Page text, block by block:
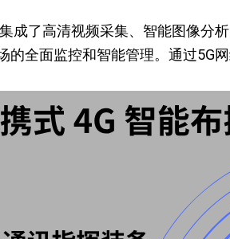
成了高清视频采集、智能图像分
的全面监控和智能管理。通过5G